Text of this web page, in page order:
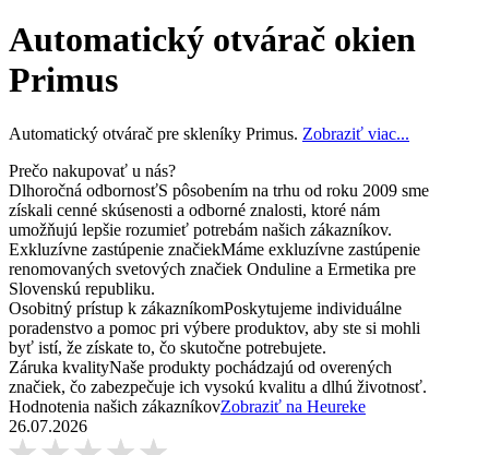
Automatický otvárač okien
Primus
Automatický otvárač pre skleníky Primus. Zobraziť viac...
Prečo nakupovať u nás?
Dlhoročná odbornosťS pôsobením na trhu od roku 2009 sme
získali cenné skúsenosti a odborné znalosti, ktoré nám
umožňujú lepšie rozumieť potrebám našich zákazníkov.
Exkluzívne zastúpenie značiekMáme exkluzívne zastúpenie
renomovaných svetových značiek Onduline a Ermetika pre
Slovenskú republiku.
Osobitný prístup k zákazníkomPoskytujeme individuálne
poradenstvo a pomoc pri výbere produktov, aby ste si mohli
byť istí, že získate to, čo skutočne potrebujete.
Záruka kvalityNaše produkty pochádzajú od overených
značiek, čo zabezpečuje ich vysokú kvalitu a dlhú životnosť.
Hodnotenia našich zákazníkovZobraziť na Heureke
26.07.2026